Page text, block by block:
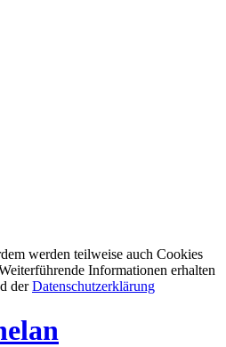
werden teilweise auch Cookies
Informationen erhalten
derDatenschutzerklärung